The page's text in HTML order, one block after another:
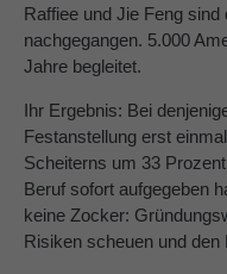
Raffiee und Jie Feng
nachgegangen. 5.000
Jahre begleitet.
Ihr Ergebnis: Bei
Festanstellung erst
Scheiterns um 33
Beruf sofort aufgegeben
keine Zocker:
Risiken scheuen und den